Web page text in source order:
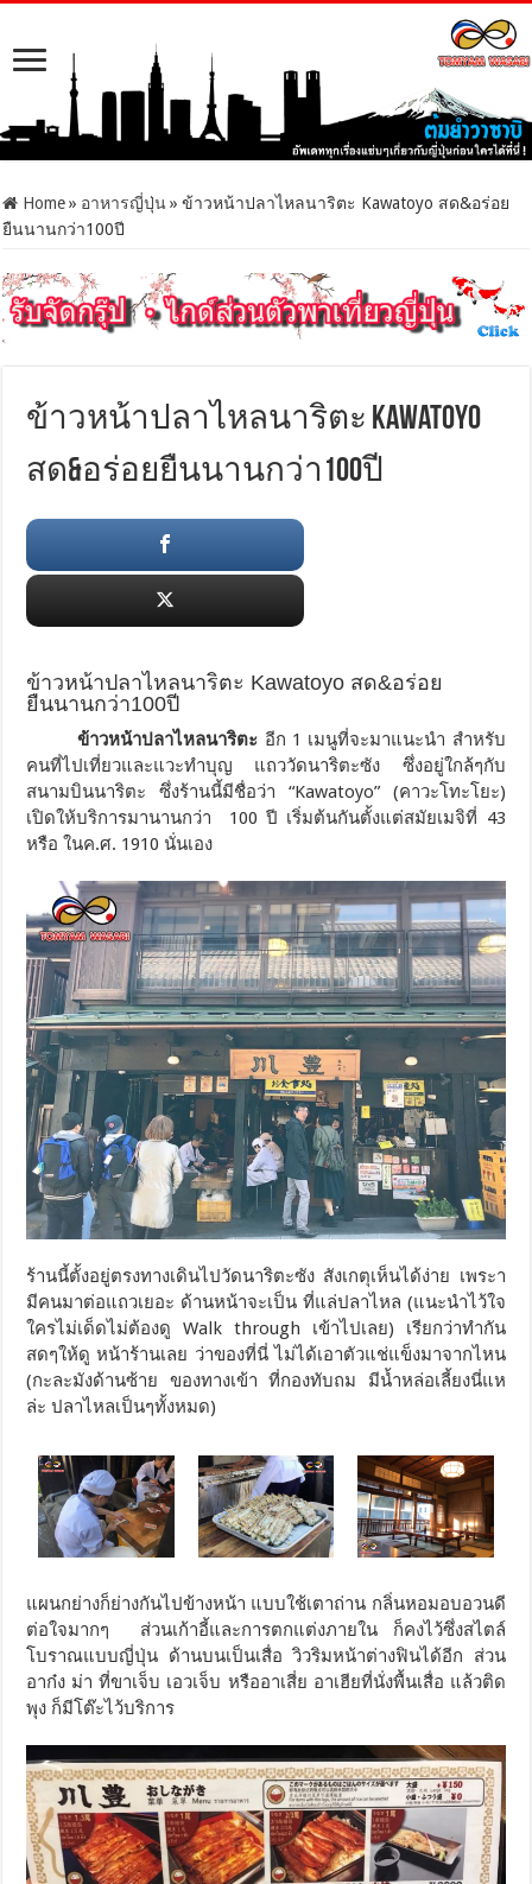
Home » อาหารญี่ปุ่น » ข้าวหน้าปลาไหลนาริตะ Kawatoyo สด&อร่อย
ยืนนานกว่า100ปี
ข้าวหน้าปลาไหลนาริตะ Kawatoyo
สด&อร่อยยืนนานกว่า100ปี
ข้าวหน้าปลาไหลนาริตะ Kawatoyo สด&อร่อย
ยืนนานกว่า100ปี
ข้าวหน้าปลาไหลนาริตะ อีก 1 เมนูที่จะมาแนะนำ สำหรับ
คนที่ไปเที่ยวและแวะทำบุญ แถววัดนาริตะซัง ซึ่งอยู่ใกล้ๆกับ
สนามบินนาริตะ ซึ่งร้านนี้มีชื่อว่า “Kawatoyo” (คาวะโทะโยะ)
เปิดให้บริการมานานกว่า 100 ปี เริ่มต้นกันตั้งแต่สมัยเมจิที่ 43
หรือ ในค.ศ. 1910 นั่นเอง
ร้านนี้ตั้งอยู่ตรงทางเดินไปวัดนาริตะซัง สังเกตุเห็นได้ง่าย เพระา
มีคนมาต่อแถวเยอะ ด้านหน้าจะเป็น ที่แล่ปลาไหล (แนะนำไว้ใจ
ใครไม่เด็ดไม่ต้องดู Walk through เข้าไปเลย) เรียกว่าทำกัน
สดๆให้ดู หน้าร้านเลย ว่าของที่นี่ ไม่ได้เอาตัวแช่แข็งมาจากไหน
(กะละมังด้านซ้าย ของทางเข้า ที่กองทับถม มีน้ำหล่อเลี้ยงนี่แห
ล่ะ ปลาไหลเป็นๆทั้งหมด)
แผนกย่างก็ย่างกันไปข้างหน้า แบบใช้เตาถ่าน กลิ่นหอมอบอวนดี
ต่อใจมากๆ ส่วนเก้าอี้และการตกแต่งภายใน ก็คงไว้ซึ่งสไตล์
โบราณแบบญี่ปุ่น ด้านบนเป็นเสื่อ วิวริมหน้าต่างฟินได้อีก ส่วน
อาก๋ง ม่า ที่ขาเจ็บ เอวเจ็บ หรืออาเสี่ย อาเฮียที่นั่งพื้นเสื่อ แล้วติด
พุง ก็มีโต๊ะไว้บริการ